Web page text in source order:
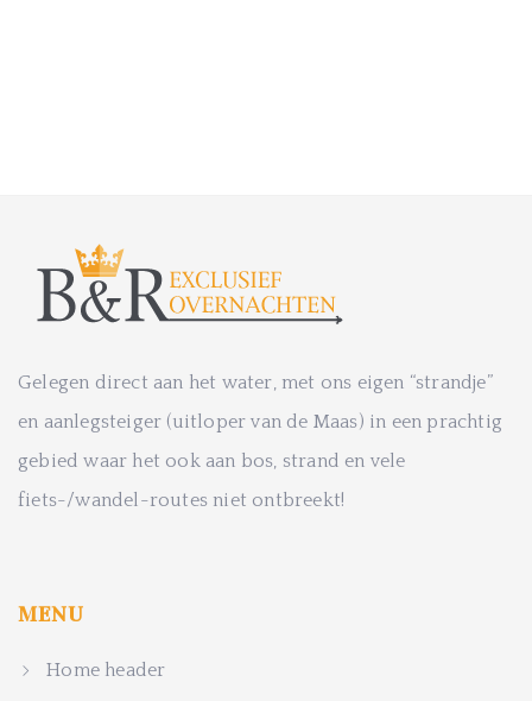
Gelegen direct aan het water, met ons eigen “strandje”
en aanlegsteiger (uitloper van de Maas) in een prachtig
gebied waar het ook aan bos, strand en vele
fiets-/wandel-routes niet ontbreekt!
MENU
Home header